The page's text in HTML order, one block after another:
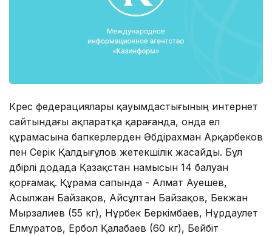
Күрес федерациялары қауымдастығының интернет
сайтындағы ақпаратқа қарағанда, онда ел
құрамасына бапкерлерден Әбдірахман Арқарбеков
пен Серік Қалдығұлов жетекшілік жасайды. Бұл
дүбірлі додада Қазақстан намысын 14 балуан
қорғамақ. Құрама сапында - Алмат Ауешев,
Асылжан Байзақов, Айсұлтан Байзақов, Бекжан
Мырзалиев (55 кг), Нұрбек Беркімбаев, Нұрдаулет
Елмұратов, Ербол Қалабаев (60 кг), Бейбіт